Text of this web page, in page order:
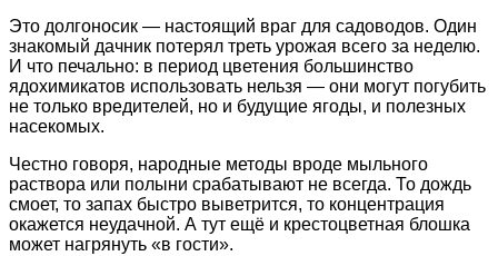
Это долгоносик — настоящий враг для садоводов. Один
знакомый дачник потерял треть урожая всего за неделю.
И что печально: в период цветения большинство
ядохимикатов использовать нельзя — они могут погубить
не только вредителей, но и будущие ягоды, и полезных
насекомых.
Честно говоря, народные методы вроде мыльного
раствора или полыни срабатывают не всегда. То дождь
смоет, то запах быстро выветрится, то концентрация
окажется неудачной. А тут ещё и крестоцветная блошка
может нагрянуть «в гости».